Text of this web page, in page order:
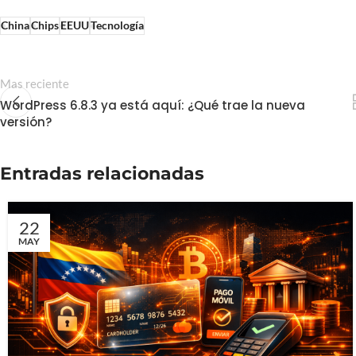
ChinaChipsEEUUTecnología
Mas reciente
WordPress 6.8.3 ya está aquí: ¿Qué trae la nueva
versión?
Entradas relacionadas
22
MAY